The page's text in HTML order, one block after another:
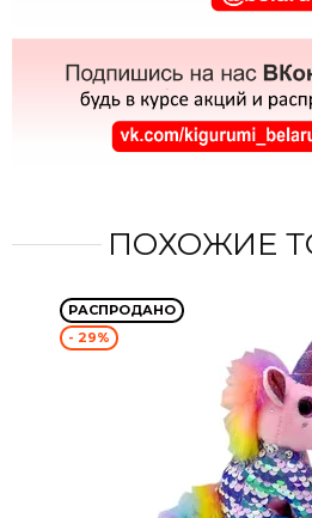
ПОХОЖИЕ
РАСПРОДАНО
- 29%